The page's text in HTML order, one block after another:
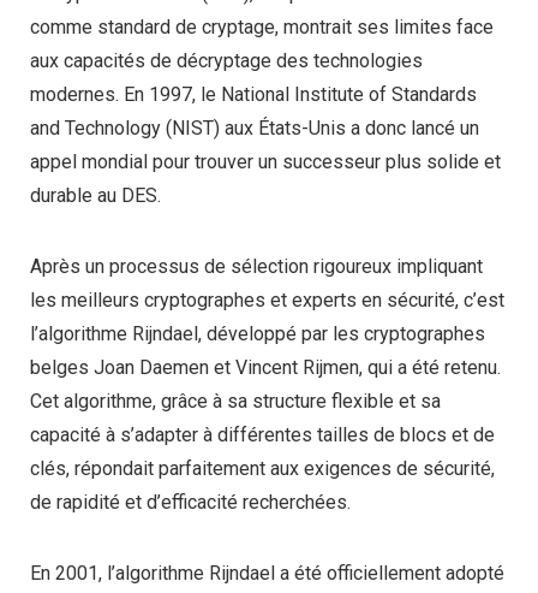
comme standard de cryptage, montrait ses limites face
aux capacités de décryptage des technologies
modernes. En 1997, le National Institute of Standards
and Technology (NIST) aux États-Unis a donc lancé un
appel mondial pour trouver un successeur plus solide et
durable au DES.
Après un processus de sélection rigoureux impliquant
les meilleurs cryptographes et experts en sécurité, c’est
l’algorithme Rijndael, développé par les cryptographes
belges Joan Daemen et Vincent Rijmen, qui a été retenu.
Cet algorithme, grâce à sa structure flexible et sa
capacité à s’adapter à différentes tailles de blocs et de
clés, répondait parfaitement aux exigences de sécurité,
de rapidité et d’efficacité recherchées.
En 2001, l’algorithme Rijndael a été officiellement adopté